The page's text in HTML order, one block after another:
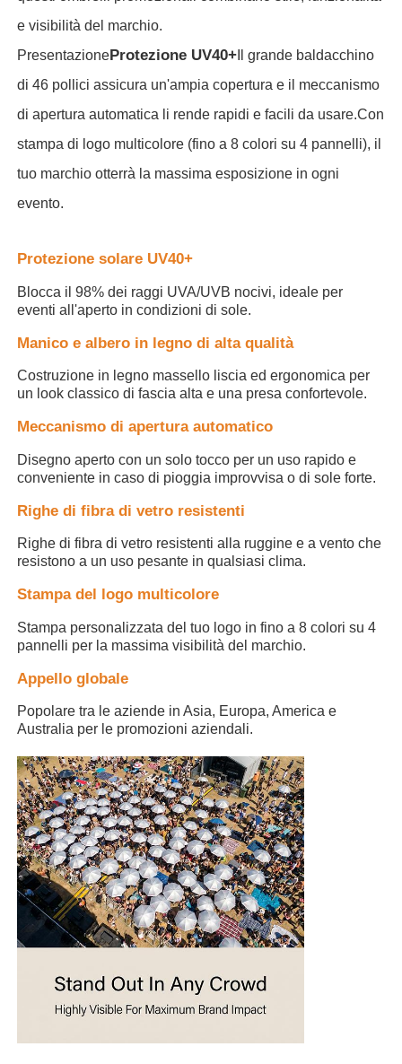
Ombrelli da passeggio
Ombrelli compatti
Ombrelli a manico in legno
Ombrelli per bambini
ombrelli di spiaggia
e visibilità del marchio.
PresentazioneProtezione UV40+ Il grande baldacchino
di 46 pollici assicura un'ampia copertura e il meccanismo
di apertura automatica li rende rapidi e facili da usare.Con
stampa di logo multicolore (fino a 8 colori su 4 pannelli), il
tuo marchio otterrà la massima esposizione in ogni
evento.
Protezione solare UV40+
Blocca il 98% dei raggi UVA/UVB nocivi, ideale per
eventi all'aperto in condizioni di sole.
Manico e albero in legno di alta qualità
Costruzione in legno massello liscia ed ergonomica per
un look classico di fascia alta e una presa confortevole.
Meccanismo di apertura automatico
Disegno aperto con un solo tocco per un uso rapido e
conveniente in caso di pioggia improvvisa o di sole forte.
Righe di fibra di vetro resistenti
Righe di fibra di vetro resistenti alla ruggine e a vento che
resistono a un uso pesante in qualsiasi clima.
Stampa del logo multicolore
Stampa personalizzata del tuo logo in fino a 8 colori su 4
pannelli per la massima visibilità del marchio.
Appello globale
Popolare tra le aziende in Asia, Europa, America e
Australia per le promozioni aziendali.